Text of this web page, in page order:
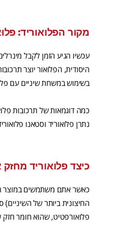
מקור הפלואוריד:
עכשיו הגיע הזמן לקבל
היסודית, הפלואור יוצר
בשימוש במשחת שיניים עם
כמה דוגמאות של תרכובות
נתרן פלואוריד וסטאנו
כיצד פלואוריד
כאשר אתם משתמשים במוצר
החיצונית ביותר של
פלואורפטיט, שהוא חומר חזק